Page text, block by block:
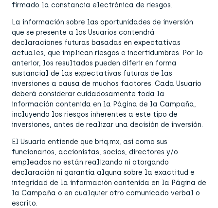
firmado la constancia electrónica de riesgos.
La información sobre las oportunidades de inversión
que se presente a los Usuarios contendrá
declaraciones futuras basadas en expectativas
actuales, que implican riesgos e incertidumbres. Por lo
anterior, los resultados pueden diferir en forma
sustancial de las expectativas futuras de las
inversiones a causa de muchos factores. Cada Usuario
deberá considerar cuidadosamente toda la
información contenida en la Página de la Campaña,
incluyendo los riesgos inherentes a este tipo de
inversiones, antes de realizar una decisión de inversión.
El Usuario entiende que briq.mx, así como sus
funcionarios, accionistas, socios, directores y/o
empleados no están realizando ni otorgando
declaración ni garantía alguna sobre la exactitud e
integridad de la información contenida en la Página de
la Campaña o en cualquier otro comunicado verbal o
escrito.